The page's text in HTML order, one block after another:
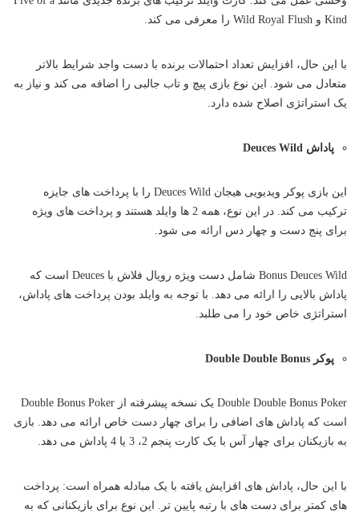
Kind و Wild Royal Flush را معرفی می کند.
با این حال، افزایش تعداد احتمالات برنده با دست واجد شرایط بالاتر
متعادل می شود. این نوع بازی پیچ و تاب جالبی را اضافه می کند و نیاز به
یک استراتژی اصلاح شده دارد.
پاداش Deuces Wild
این بازی پوکر ویدیویی هیجان Deuces Wild را با پرداخت های جایزه
ترکیب می کند. در این نوع، همه 2 ها وایلد هستند و پرداخت های ویژه
برای پنج دست و چهار دس ارائه می شود.
Bonus Deuces Wild شامل دست ویژه رویال فلاش با Deuces است که
پاداش بالایی را ارائه می دهد. با توجه به وایلد بودن پرداخت های پاداش،
استراتژی خاص خود را می طلبد.
پوکر Double Double Bonus
Double Double Bonus Poker یک نسخه پیشرفته از Double Bonus Poker
است که پاداش های اضافی را برای چهار دست خاص ارائه می دهد. بازی
به بازیکنان برای چهار آس با یک کارت پنجم 2، 3 یا 4 پاداش می دهد.
با این حال، پاداش های افزایش یافته با یک مبادله همراه است: پرداخت
های کمتر برای دست های با رتبه پایین تر. این نوع برای بازیکنانی که به